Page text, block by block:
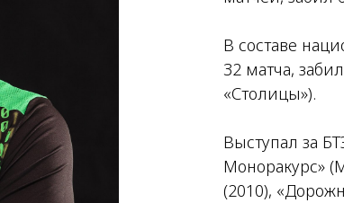
В составе
32 матча,
«Столицы»).
Выступал за
Моноракурс»
(2010),